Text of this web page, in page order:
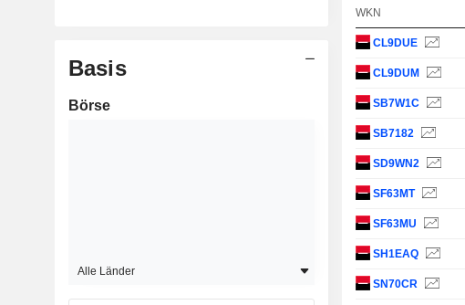
Basis
Börse
Alle Länder
WKN
CL9DUE
CL9DUM
SB7W1C
SB7182
SD9WN2
SF63MT
SF63MU
SH1EAQ
SN70CR